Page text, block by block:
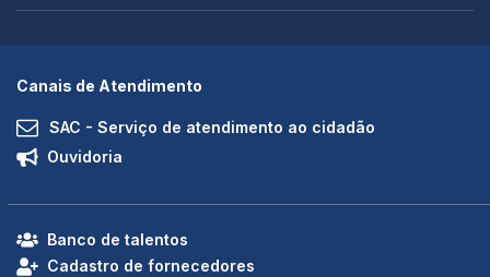
Canais de Atendimento
SAC - Serviço de atendimento ao cidadão
Ouvidoria
Banco de talentos
Cadastro de fornecedores